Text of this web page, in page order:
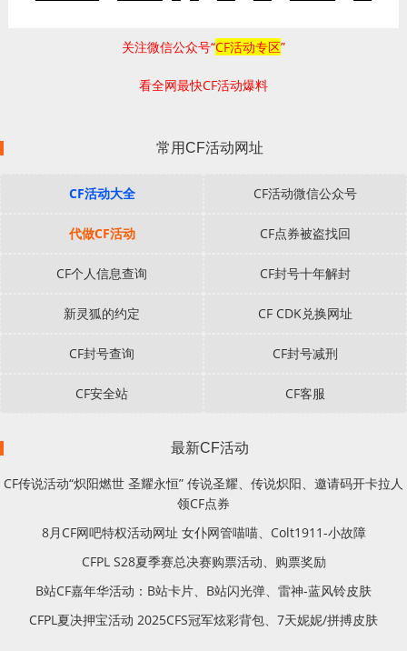
关注微信公众号“CF活动专区”
看全网最快CF活动爆料
常用CF活动网址
CF活动大全 CF活动微信公众号
代做CF活动 CF点券被盗找回
CF个人信息查询 CF封号十年解封
新灵狐的约定 CF CDK兑换网址
CF封号查询 CF封号减刑
CF安全站 CF客服
最新CF活动
CF传说活动“炽阳燃世 圣耀永恒” 传说圣耀、传说炽阳、邀请码开卡拉人
领CF点券
8月CF网吧特权活动网址 女仆网管喵喵、Colt1911-小故障
CFPL S28夏季赛总决赛购票活动、购票奖励
B站CF嘉年华活动：B站卡片、B站闪光弹、雷神-蓝风铃皮肤
CFPL夏决押宝活动 2025CFS冠军炫彩背包、7天妮妮/拼搏皮肤